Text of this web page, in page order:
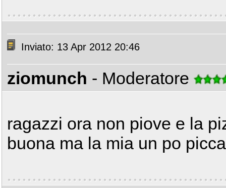
Inviato: 13 Apr 2012 20:46
ziomunch - Moderatore
ragazzi ora non piove e la
buona ma la mia un po